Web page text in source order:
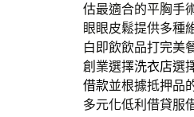
估最適合的平胸手
眼眼皮鬆提供多種
白即飲飲品打完美
創業選擇洗衣店選
借款並根據抵押品
多元化低利借貸服